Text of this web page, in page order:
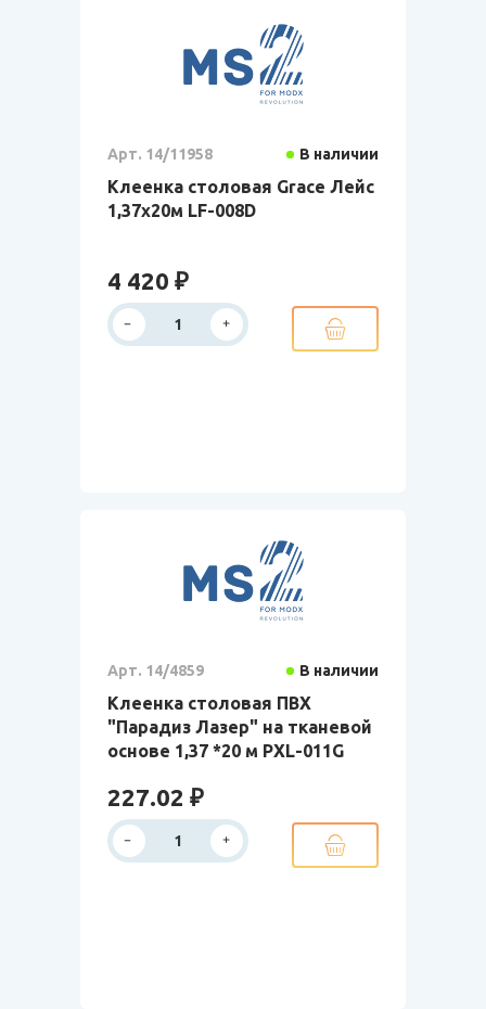
Арт. 14/11958 В наличии
Клеенка столовая Grace Лейс
1,37х20м LF-008D
4 420 ₽
Арт. 14/4859 В наличии
Клеенка столовая ПВХ
"Парадиз Лазер" на тканевой
основе 1,37 *20 м PXL-011G
227.02 ₽